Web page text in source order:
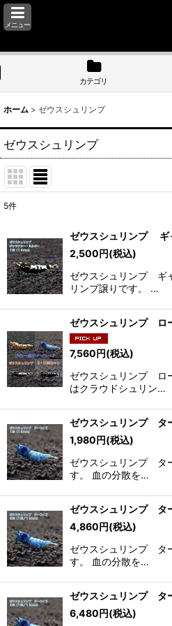
メニュー
カテゴリ
ホーム > ゼウスシュリンプ
ゼウスシュリンプ
並び順:
5件
ゼウスシュリンプ
2,500円(税込)
ゼウスシュリンプ ギ
リンプ譲りです。 …
ゼウスシュリンプ
7,560円(税込)
ゼウスシュリンプ ロ
はクラウドシュリン…
ゼウスシュリンプ
1,980円(税込)
ゼウスシュリンプ タ
す。 血の分散を…
ゼウスシュリンプ タ
4,860円(税込)
ゼウスシュリンプ タ
す。 血の分散を…
ゼウスシュリンプ タ
6,480円(税込)